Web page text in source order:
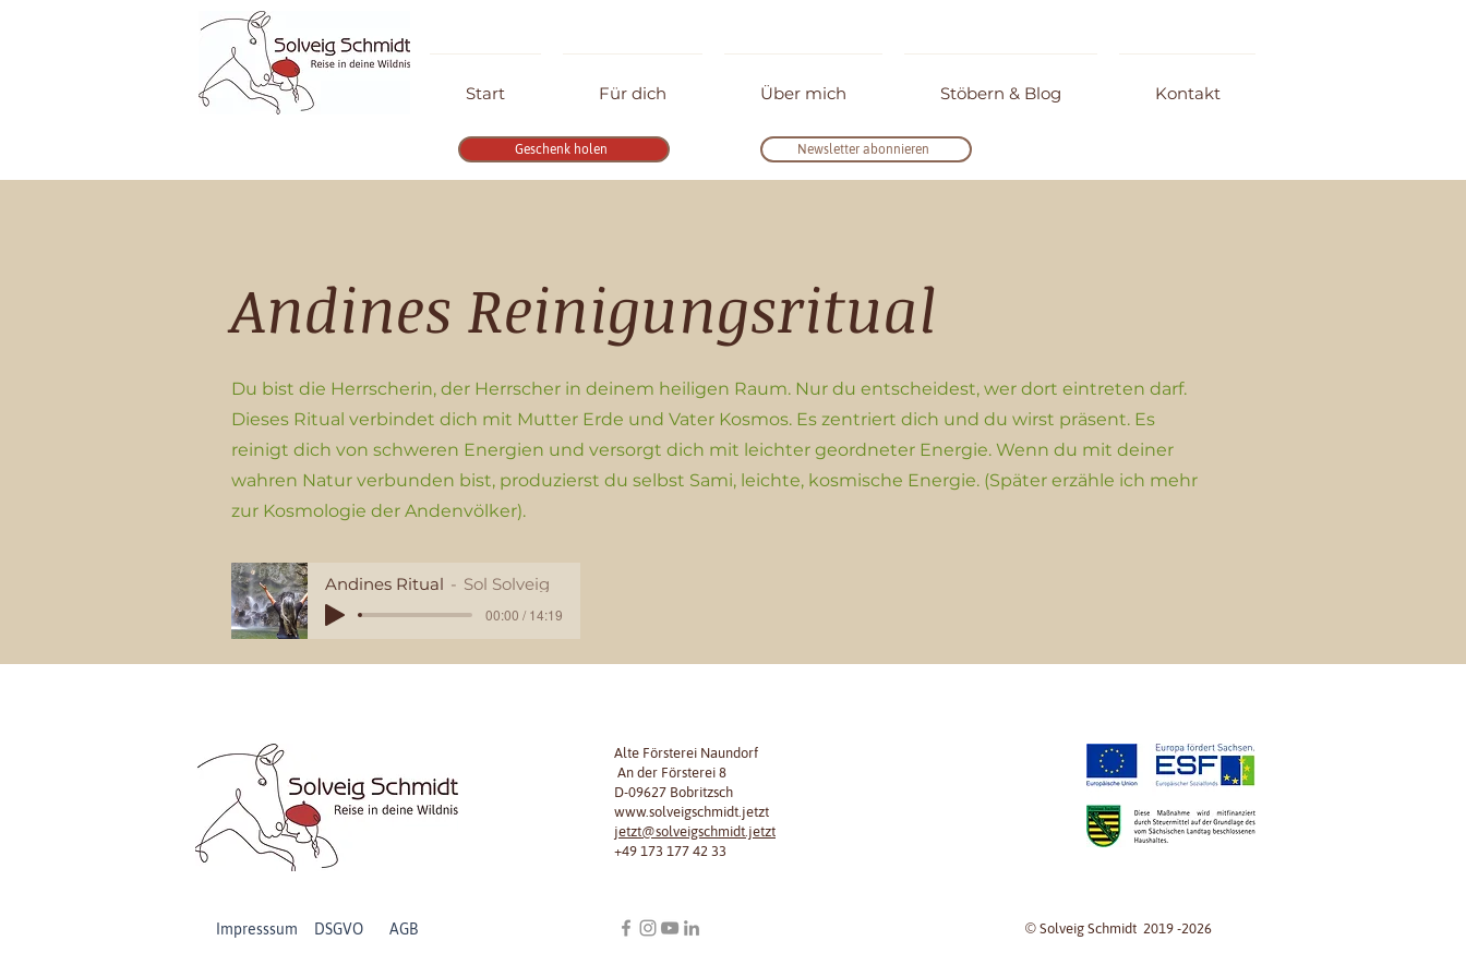
Start Für dich Über mich Stöbern & Blog Kontakt
Geschenk holen Newsletter abonnieren
Andines Reinigungsritual
Du bist die Herrscherin, der Herrscher in deinem heiligen Raum. Nur du entscheidest, wer dort eintreten darf.
Dieses Ritual verbindet dich mit Mutter Erde und Vater Kosmos. Es zentriert dich und du wirst präsent. Es
reinigt dich von schweren Energien und versorgt dich mit leichter geordneter Energie. Wenn du mit deiner
wahren Natur verbunden bist, produzierst du selbst Sami, leichte, kosmische Energie. (Später erzähle ich mehr
zur Kosmologie der Andenvölker).
Andines Ritual Sol Solveig
00:00 / 14:19
Alte Försterei Naundorf
An der Försterei 8
D-09627 Bobritzsch
www.solveigschmidt.jetzt
jetzt@solveigschmidt.jetzt
+49 173 177 42 33
Impresssum DSGVO AGB © Solveig Schmidt 2019 -2026